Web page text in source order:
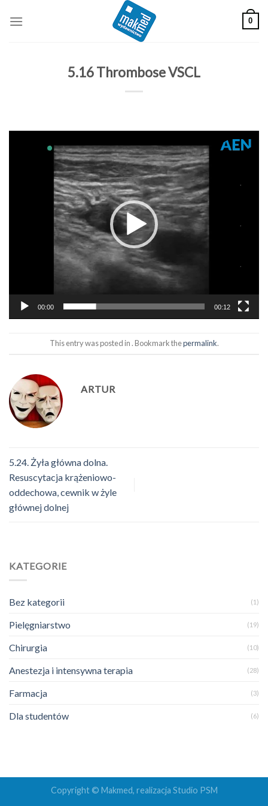
0
5.16 Thrombose VSCL
00:00 00:12
This entry was posted in . Bookmark thepermalink.
ARTUR
5.24. Żyła główna dolna.
Resuscytacja krążeniowo-
oddechowa, cewnik w żyle
głównej dolnej
KATEGORIE
Bez kategorii (1)
Pielęgniarstwo (19)
Chirurgia (10)
Anestezja i intensywna terapia (28)
Farmacja (3)
Dla studentów (6)
Copyright © Makmed, realizacja Studio PSM